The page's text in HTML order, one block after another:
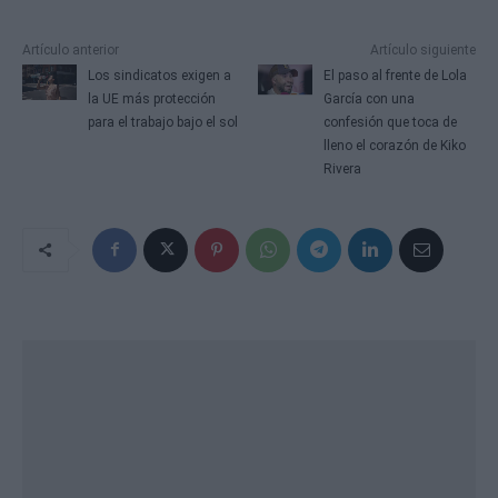
Artículo anterior
Los sindicatos exigen a
la UE más protección
para el trabajo bajo el sol
Artículo siguiente
El paso al frente de Lola
García con una
confesión que toca de
lleno el corazón de Kiko
Rivera